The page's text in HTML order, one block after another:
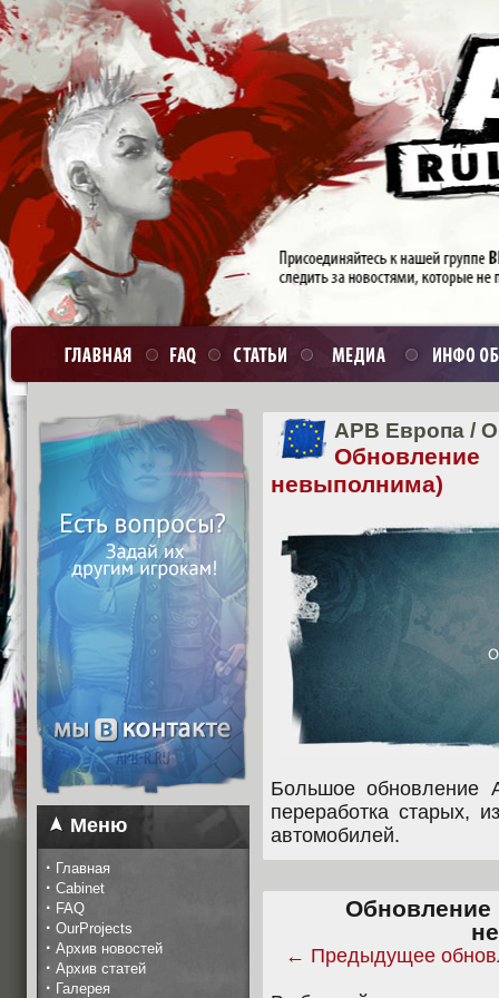
Меню
· Главная
· Cabinet
· FAQ
· OurProjects
· Архив новостей
· Архив статей
· Галерея
APB Европа /
невыполнима)
Большое обновление
переработка старых,
автомобилей.
Обновление
← Предыдущее